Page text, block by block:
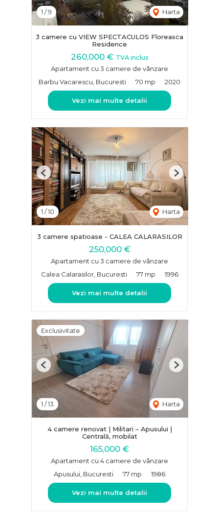
1 /9 Harta
3 camere cu VIEW SPECTACULOS Floreasca
Residence
260,000 € TVA inclus
Apartament cu 3 camere de vânzare
Barbu Vacarescu, Bucuresti
70 mp 2020
Vezi mai multe detalii
1 /10 Harta
Previous Next
3 camere spatioase - CALEA CALARASILOR
250,000 €
Apartament cu 3 camere de vânzare
Calea Calarasilor, Bucuresti
77 mp 1996
Vezi mai multe detalii
Exclusivitate
1 /13 Harta
Previous Next
4 camere renovat | Militari – Apusului |
Centrală, mobilat
165,000 €
Apartament cu 4 camere de vânzare
Apusului, Bucuresti
77 mp 1986
Vezi mai multe detalii